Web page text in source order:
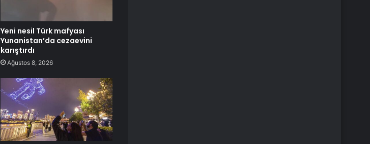
Yeni nesil Türk mafyası
Yunanistan’da cezaevini
karıştırdı
Ağustos 8, 2026